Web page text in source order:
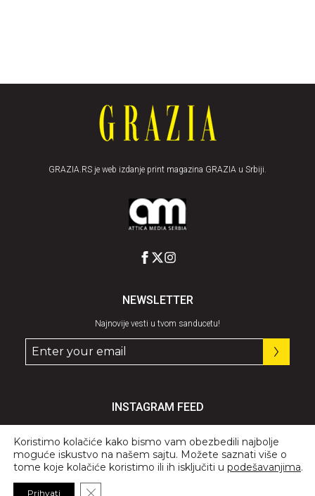
GRAZIA.RS je web izdanje print magazina GRAZIA u Srbiji.
NEWSLETTER
Najnovije vesti u tvom sanducetu!
INSTAGRAM FEED
Koristimo kolačiće kako bismo vam obezbedili najbolje
moguće iskustvo na našem sajtu. Možete saznati više o
tome koje kolačiće koristimo ili ih isključiti u podešavanjima.
Prihvati Close GDPR Cookie Banner